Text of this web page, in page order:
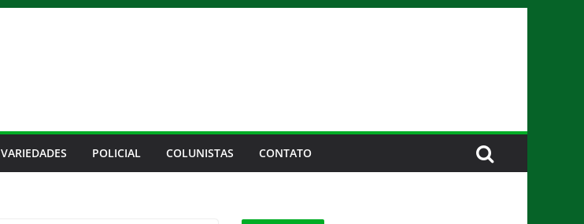
VARIEDADES POLICIAL COLUNISTAS CONTATO